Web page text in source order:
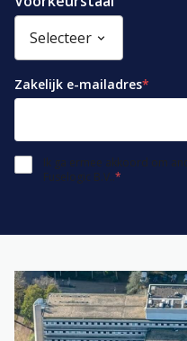
Zakelijk e-mailadres*
Ik ga ermee akkoord om
Fuselogic B.V..*